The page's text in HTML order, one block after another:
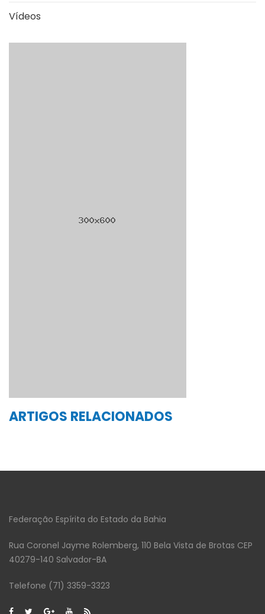
Vídeos
ARTIGOS RELACIONADOS
Federação Espírita do Estado da Bahia
Rua Coronel Jayme Rolemberg, 110 Bela Vista de Brotas CEP
40279-140 Salvador-BA
Telefone (71) 3359-3323